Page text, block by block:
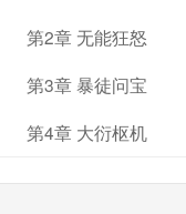
第2章 无能狂怒
第3章 暴徒问宝
第4章 大衍枢机